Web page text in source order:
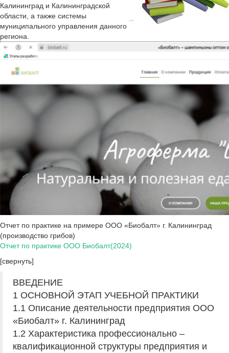
Калининград и Калининградской
области, а также системы
муниципального управления данного
региона.
Отчет по практике на примере ООО «Биобалт» г. Калининград
(производство грибов)
Отчет по практике ООО Биобалт(2024)
[свернуть]
ВВЕДЕНИЕ
1 ОСНОВНОЙ ЭТАП УЧЕБНОЙ ПРАКТИКИ
1.1 Описание деятельности предприятия ООО
«Биобалт» г. Калининград
1.2 Характеристика профессионально –
квалификационной структуры предприятия и